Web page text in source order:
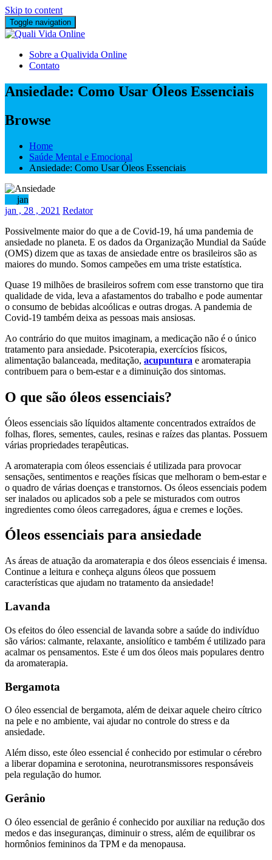
Skip to content
Toggle navigation
Sobre a Qualivida Online
Contato
Ansiedade: Como Usar Óleos Essenciais
Browse
Home
Saúde Mental e Emocional
Ansiedade: Como Usar Óleos Essenciais
jan
jan , 28 , 2021 Redator
Possivelmente maior do que a de Covid-19, há uma pandemia de
ansiedade no planeta. E os dados da Organização Mundial da Saúde
(OMS) dizem que as taxas de ansiedade entre os brasileiros são as
maiores do mundo. Somos campeões em uma triste estatística.
Quase 19 milhões de brasileiros sofrem com esse transtorno que tira
qualidade de vida, leva a afastamentos do trabalho e pode aumentar
o consumo de bebidas alcoólicas e outras drogas. A pandemia de
Covid-19 também deixa as pessoas mais ansiosas.
Ao contrário do que muitos imaginam, a medicação não é o único
tratamento para ansiedade. Psicoterapia, exercícios físicos,
alimentação balanceada, meditação, acupuntura e aromaterapia
contribuem para o bem-estar e a diminuição dos sintomas.
O que são óleos essenciais?
Óleos essenciais são líquidos altamente concentrados extraídos de
folhas, flores, sementes, caules, resinas e raízes das plantas. Possuem
várias propriedades terapêuticas.
A aromaterapia com óleos essenciais é utilizada para provocar
sensações, sentimentos e reações físicas que melhoram o bem-estar e
o quadro de várias doenças e transtornos. Os óleos essenciais podem
ser inalados ou aplicados sob a pele se misturados com outros
ingredientes como óleos carregadores, água e cremes e loções.
Óleos essenciais para ansiedade
As áreas de atuação da aromaterapia e dos óleos essenciais é imensa.
Continue a leitura e conheça alguns óleos que possuem
características que ajudam no tratamento da ansiedade!
Lavanda
Os efeitos do óleo essencial de lavanda sobre a saúde do indivíduo
são vários: calmante, relaxante, ansiolítico e também é utilizado para
acalmar os pensamentos. Este é um dos óleos mais populares dentro
da aromaterapia.
Bergamota
O óleo essencial de bergamota, além de deixar aquele cheiro cítrico
na pele e no ambiente, vai ajudar no controle do stress e da
ansiedade.
Além disso, este óleo essencial é conhecido por estimular o cérebro
a liberar dopamina e serotonina, neurotransmissores responsáveis
pela regulação do humor.
Gerânio
O óleo essencial de gerânio é conhecido por auxiliar na redução dos
medos e das inseguranças, diminuir o stress, além de equilibrar os
hormônios femininos da TPM e da menopausa.